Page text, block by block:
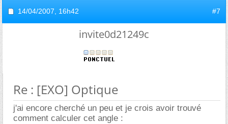
14/04/2007, 16h42 #7
invite0d21249c
Re : [EXO] Optique
j'ai encore cherché un peu et je crois avoir trouvé
comment calculer cet angle :